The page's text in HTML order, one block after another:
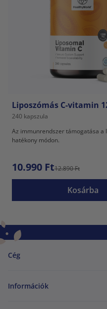
Liposzómás C-vitamin
240 kapszula
Az immunrendszer támogatása a
hatékony módon.
10.990 Ft12.890 Ft
Kosárba
Cég
Információk